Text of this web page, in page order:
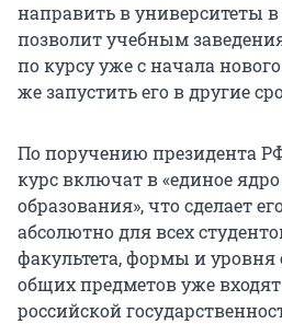
направить в университеты в
позволит учебным
по курсу уже с начала
же запустить его в другие
По поручению президента
курс включат в «единое
образования», что сделает
абсолютно для всех
факультета, формы и уровня
общих предметов уже
российской